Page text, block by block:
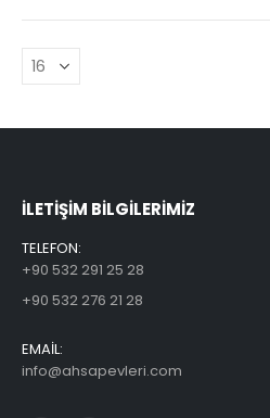
ILETİŞİM BİLGİLERİMİZ
TELEFON:
+90 532 291 25 28
+90 532 276 21 28
EMAİL:
info@ahsapevleri.com